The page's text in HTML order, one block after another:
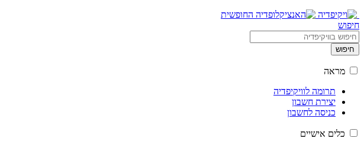
חיפוש
חיפוש
מראה
תרומה לוויקיפדיה
יצירת חשבון
כניסה לחשבון
כלים אישיים